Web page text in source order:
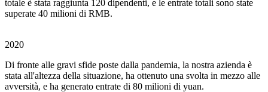
totale è stata raggiunta 120 dipendenti, e le entrate totali sono state
superate 40 milioni di RMB.
2020
Di fronte alle gravi sfide poste dalla pandemia, la nostra azienda è
stata all'altezza della situazione, ha ottenuto una svolta in mezzo alle
avversità, e ha generato entrate di 80 milioni di yuan.